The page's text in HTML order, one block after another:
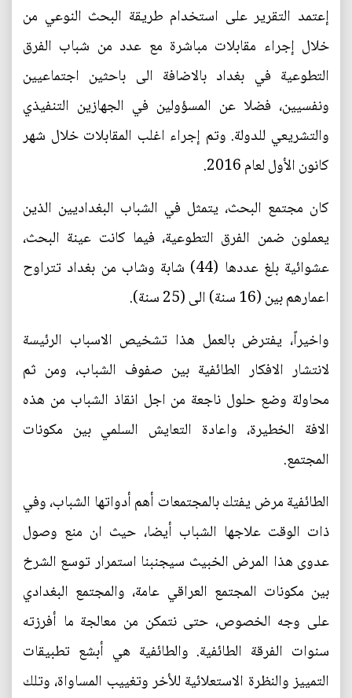
إعتمد التقرير على استخدام طريقة البحث النوعي من
خلال إجراء مقابلات مباشرة مع عدد من شباب الفرق
التطوعية في بغداد بالاضافة الى باحثين اجتماعيين
ونفسيين، فضلا عن المسؤولين في الجهازين التنفيذي
والتشريعي للدولة. وتم إجراء اغلب المقابلات خلال شهر
كانون الأول لعام 2016.
كان مجتمع البحث، يتمثل في الشباب البغداديين الذين
يعملون ضمن الفرق التطوعية، فيما كانت عينة البحث،
عشوائية بلغ عددها (44) شابة وشاب من بغداد تتراوح
اعمارهم بين (16 سنة) الى (25 سنة).
واخيراً، يفترض بالعمل هذا تشخيص الاسباب الرئيسة
لانتشار الافكار الطائفية بين صفوف الشباب، ومن ثم
محاولة وضع حلول ناجعة من اجل انقاذ الشباب من هذه
الافة الخطيرة، واعادة التعايش السلمي بين مكونات
المجتمع.
الطائفية مرض يفتك بالمجتمعات أهم أدواتها الشباب، وفي
ذات الوقت علاجها الشباب أيضا، حيث ان منع وصول
عدوى هذا المرض الخبيث سيجنبنا استمرار توسع الشرخ
بين مكونات المجتمع العراقي عامة، والمجتمع البغدادي
على وجه الخصوص، حتى نتمكن من معالجة ما أفرزته
سنوات الفرقة الطائفية. والطائفية هي أبشع تطبيقات
التمييز والنظرة الاستعلائية للأخر وتغييب المساواة، وتلك